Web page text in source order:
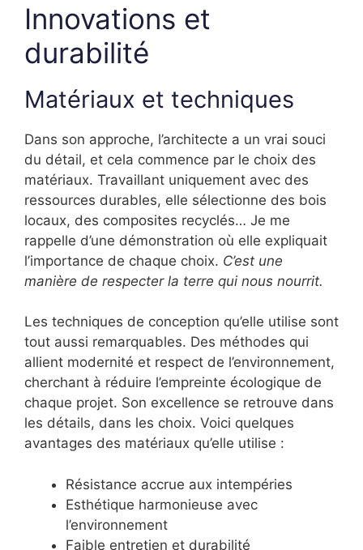
Innovations et
durabilité
Matériaux et techniques
Dans son approche, l’architecte a un vrai souci
du détail, et cela commence par le choix des
matériaux. Travaillant uniquement avec des
ressources durables, elle sélectionne des bois
locaux, des composites recyclés… Je me
rappelle d’une démonstration où elle expliquait
l’importance de chaque choix. C’est une
manière de respecter la terre qui nous nourrit.
Les techniques de conception qu’elle utilise sont
tout aussi remarquables. Des méthodes qui
allient modernité et respect de l’environnement,
cherchant à réduire l’empreinte écologique de
chaque projet. Son excellence se retrouve dans
les détails, dans les choix. Voici quelques
avantages des matériaux qu’elle utilise :
Résistance accrue aux intempéries
Esthétique harmonieuse avec
l’environnement
Faible entretien et durabilité